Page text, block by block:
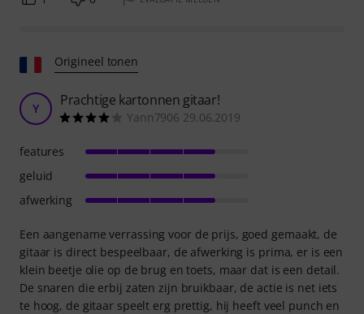
Origineel tonen
Y Prachtige kartonnen gitaar!
Yann7906 29.06.2019
Een aangename verrassing voor de prijs, goed gemaakt, de
gitaar is direct bespeelbaar, de afwerking is prima, er is een
klein beetje olie op de brug en toets, maar dat is een detail.
De snaren die erbij zaten zijn bruikbaar, de actie is net iets
te hoog, de gitaar speelt erg prettig, hij heeft veel punch en
features
geluid
afwerking